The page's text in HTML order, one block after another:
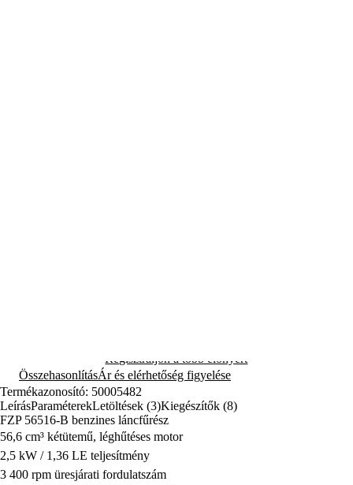
Regisztráljon a több előnyért
ÖsszehasonlításÁr és elérhetőség figyelése
Termékazonosító: 50005482
LeírásParaméterekLetöltések (3)Kiegészítők (8)
FZP 56516-B benzines láncfűrész
56,6 cm³ kétütemű, léghűtéses motor
2,5 kW / 1,36 LE teljesítmény
3 400 rpm üresjárati fordulatszám